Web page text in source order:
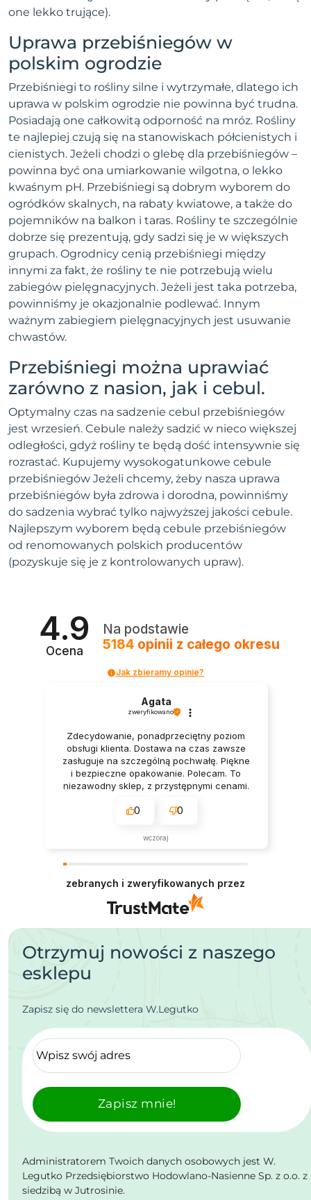
one lekko trujące).
Uprawa przebiśniegów w
polskim ogrodzie
Przebiśniegi to rośliny silne i wytrzymałe, dlatego ich
uprawa w polskim ogrodzie nie powinna być trudna.
Posiadają one całkowitą odporność na mróz. Rośliny
te najlepiej czują się na stanowiskach półcienistych i
cienistych. Jeżeli chodzi o glebę dla przebiśniegów –
powinna być ona umiarkowanie wilgotna, o lekko
kwaśnym pH. Przebiśniegi są dobrym wyborem do
ogródków skalnych, na rabaty kwiatowe, a także do
pojemników na balkon i taras. Rośliny te szczególnie
dobrze się prezentują, gdy sadzi się je w większych
grupach. Ogrodnicy cenią przebiśniegi między
innymi za fakt, że rośliny te nie potrzebują wielu
zabiegów pielęgnacyjnych. Jeżeli jest taka potrzeba,
powinniśmy je okazjonalnie podlewać. Innym
ważnym zabiegiem pielęgnacyjnych jest usuwanie
chwastów.
Przebiśniegi można uprawiać
zarówno z nasion, jak i cebul.
Optymalny czas na sadzenie cebul przebiśniegów
jest wrzesień. Cebule należy sadzić w nieco większej
odległości, gdyż rośliny te będą dość intensywnie się
rozrastać. Kupujemy wysokogatunkowe cebule
przebiśniegów Jeżeli chcemy, żeby nasza uprawa
przebiśniegów była zdrowa i dorodna, powinniśmy
do sadzenia wybrać tylko najwyższej jakości cebule.
Najlepszym wyborem będą cebule przebiśniegów
od renomowanych polskich producentów
(pozyskuje się je z kontrolowanych upraw).
4.9
Ocena
Na podstawie
5184 opinii z całego okresu
Jak zbieramy opinie?
Agata
zweryfikowano
Zdecydowanie, ponadprzeciętny poziom
obsługi klienta. Dostawa na czas zawsze
zasługuje na szczególną pochwałę. Piękne
i bezpieczne opakowanie. Polecam. To
niezawodny sklep, z przystępnymi cenami.
0 0
wczoraj
zebranych i zweryfikowanych przez
Otrzymuj nowości z naszego
esklepu
Zapisz się do newslettera W.Legutko
Zapisz mnie!
Administratorem Twoich danych osobowych jest W.
Legutko Przedsiębiorstwo Hodowlano-Nasienne Sp. z o.o. z
siedzibą w Jutrosinie.